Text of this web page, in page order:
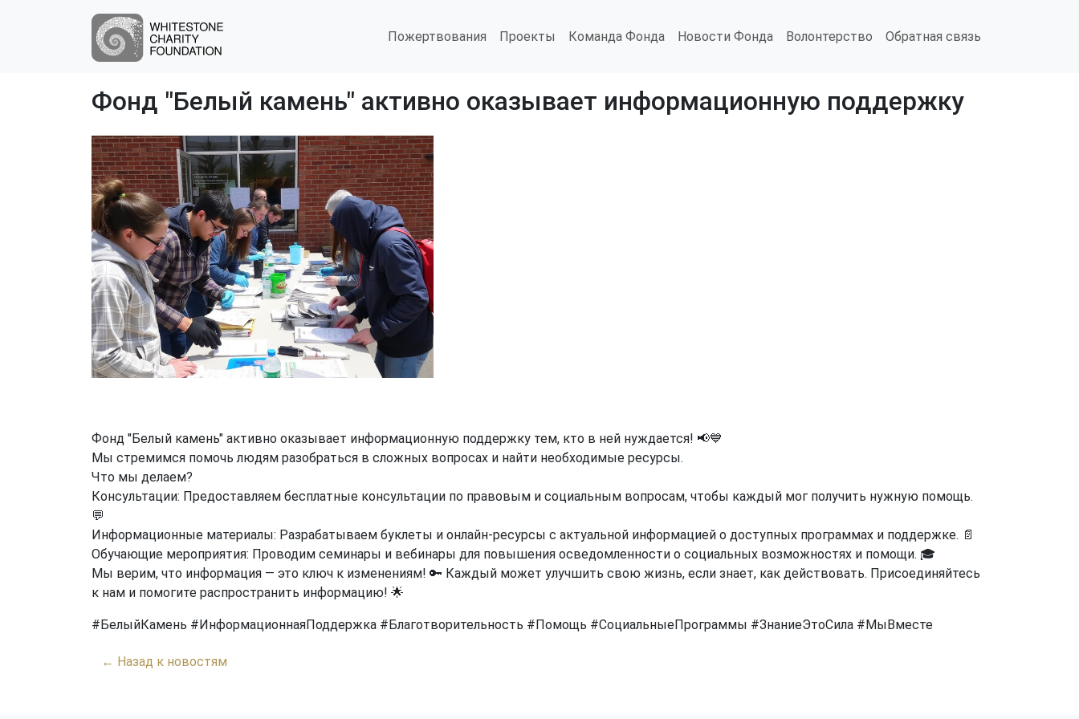
Пожертвования Проекты Команда Фонда Новости Фонда Волонтерство Обратная связь
Фонд "Белый камень" активно оказывает информационную поддержку
Фонд "Белый камень" активно оказывает информационную поддержку тем, кто в ней нуждается! 📢💙
Мы стремимся помочь людям разобраться в сложных вопросах и найти необходимые ресурсы.
Что мы делаем?
Консультации: Предоставляем бесплатные консультации по правовым и социальным вопросам, чтобы каждый мог получить нужную помощь.
💬
Информационные материалы: Разрабатываем буклеты и онлайн-ресурсы с актуальной информацией о доступных программах и поддержке. 📄
Обучающие мероприятия: Проводим семинары и вебинары для повышения осведомленности о социальных возможностях и помощи. 🎓
Мы верим, что информация — это ключ к изменениям! 🔑 Каждый может улучшить свою жизнь, если знает, как действовать. Присоединяйтесь
к нам и помогите распространить информацию! 🌟
#БелыйКамень #ИнформационнаяПоддержка #Благотворительность #Помощь #СоциальныеПрограммы #ЗнаниеЭтоСила #МыВместе
← Назад к новостям